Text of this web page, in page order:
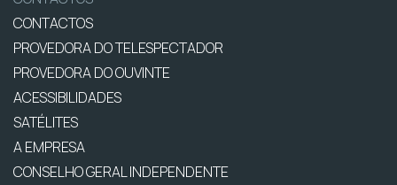
CONTACTOS
PROVEDORA DO TELESPECTADOR
PROVEDORA DO OUVINTE
ACESSIBILIDADES
SATÉLITES
A EMPRESA
CONSELHO GERAL INDEPENDENTE